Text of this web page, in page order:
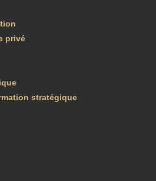
privé
stratégique